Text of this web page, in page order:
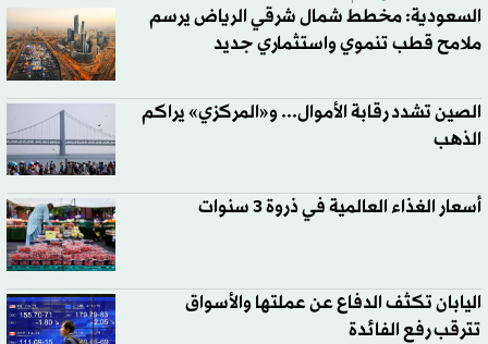
السعودية: مخطط شمال شرقي الرياض يرسم
ملامح قطب تنموي واستثماري جديد
الصين تشدد رقابة الأموال... و«المركزي» يراكم
الذهب
أسعار الغذاء العالمية في ذروة 3 سنوات
اليابان تكثف الدفاع عن عملتها والأسواق
تترقب رفع الفائدة